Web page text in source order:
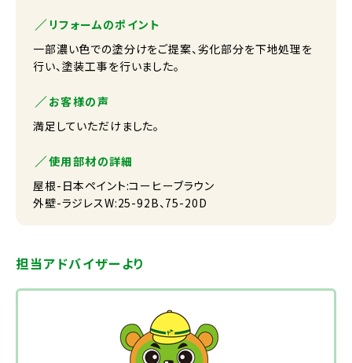
リフォームのポイント
一部濃い色での塗分けをご提案、劣化部分を下地処理を
行い、塗装工事を行いました。
お客様の声
満足していただけました。
使用部材の詳細
屋根-日本ペイント:コーヒーブラウン
外壁-ラジレスW:25-92B、75-20D
担当アドバイザーより